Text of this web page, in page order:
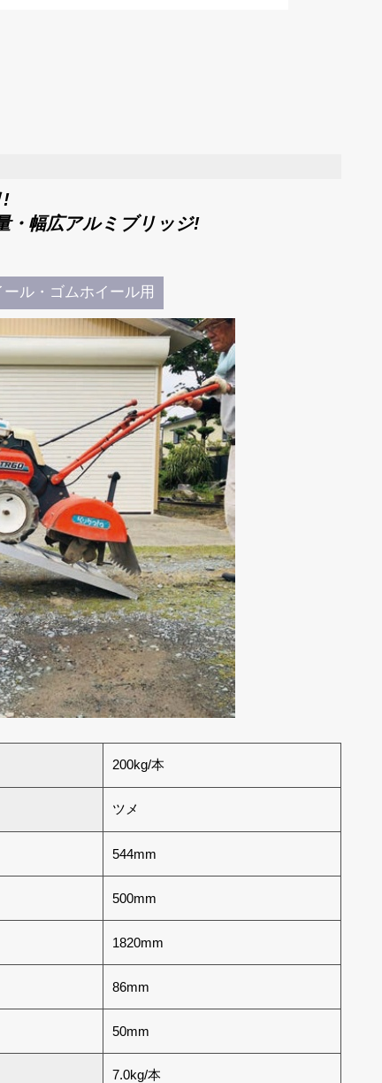
!
・幅広アルミブリッジ!
ール・ゴムホイール用
200kg/本
ツメ
544mm
500mm
1820mm
86mm
50mm
7.0kg/本